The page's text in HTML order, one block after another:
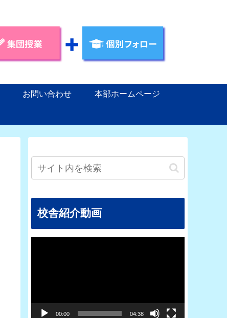
お問い合わせ 本部ホームページ
校舎紹介動画
00:00 04:38